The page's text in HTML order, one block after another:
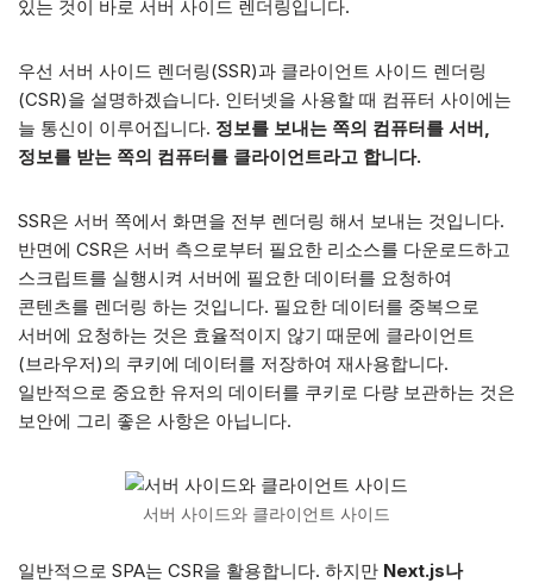
있는 것이 바로 서버 사이드 렌더링입니다.
우선 서버 사이드 렌더링(SSR)과 클라이언트 사이드 렌더링
(CSR)을 설명하겠습니다. 인터넷을 사용할 때 컴퓨터 사이에는
늘 통신이 이루어집니다. 정보를 보내는 쪽의 컴퓨터를 서버,
정보를 받는 쪽의 컴퓨터를 클라이언트라고 합니다.
SSR은 서버 쪽에서 화면을 전부 렌더링 해서 보내는 것입니다.
반면에 CSR은 서버 측으로부터 필요한 리소스를 다운로드하고
스크립트를 실행시켜 서버에 필요한 데이터를 요청하여
콘텐츠를 렌더링 하는 것입니다. 필요한 데이터를 중복으로
서버에 요청하는 것은 효율적이지 않기 때문에 클라이언트
(브라우저)의 쿠키에 데이터를 저장하여 재사용합니다.
일반적으로 중요한 유저의 데이터를 쿠키로 다량 보관하는 것은
보안에 그리 좋은 사항은 아닙니다.
서버 사이드와 클라이언트 사이드
일반적으로 SPA는 CSR을 활용합니다. 하지만 Next.js나